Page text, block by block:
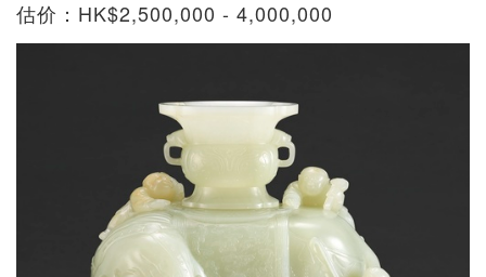
估价：HK$2,500,000 - 4,000,000